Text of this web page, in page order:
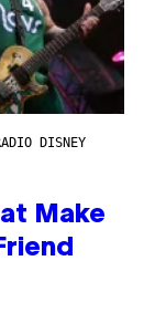
DISNEY
Make